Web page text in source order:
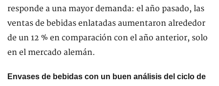
responde a una mayor demanda: el año pasado, las
ventas de bebidas enlatadas aumentaron alrededor
de un 12 % en comparación con el año anterior, solo
en el mercado alemán.
Envases de bebidas con un buen análisis del ciclo de